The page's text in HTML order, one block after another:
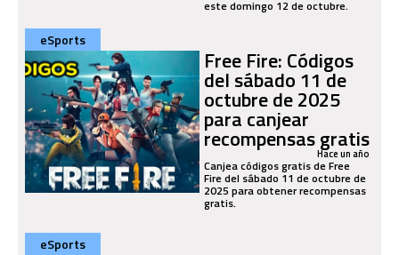
este domingo 12 de octubre.
eSports
Free Fire: Códigos
del sábado 11 de
octubre de 2025
para canjear
recompensas gratis
Hace un año
Canjea códigos gratis de Free
Fire del sábado 11 de octubre de
2025 para obtener recompensas
gratis.
eSports